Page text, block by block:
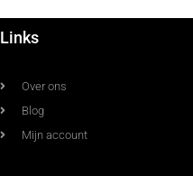
Links
Over ons
Blog
Mijn account